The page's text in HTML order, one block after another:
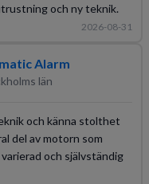
och ny teknik.
2026-08-31
Alarm
län
och känna stolthet
del av motorn som
och självständig